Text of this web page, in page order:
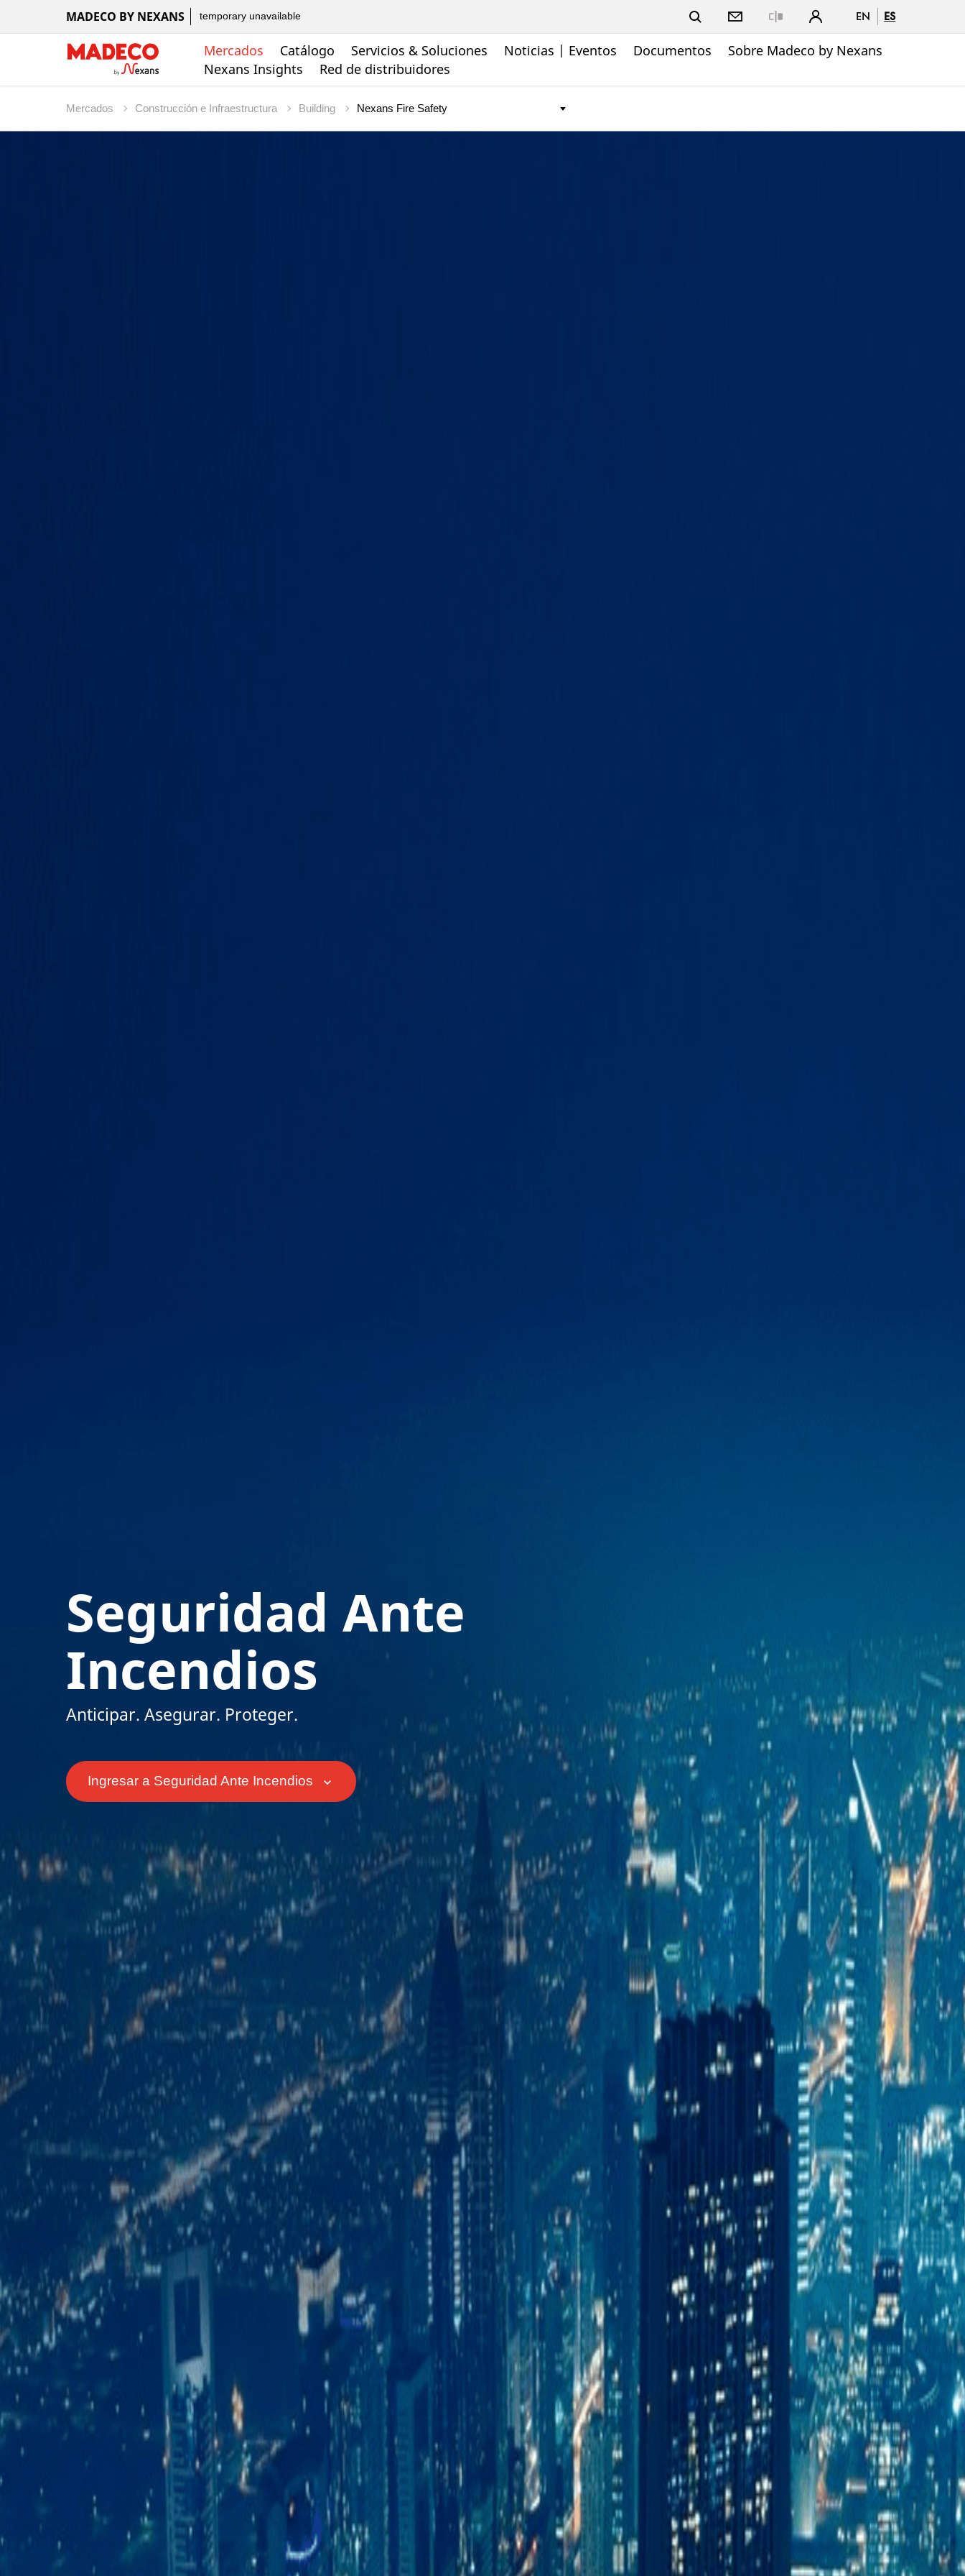
MADECO BY NEXANS temporary unavailable EN ES
Mercados Catálogo Servicios & Soluciones Noticias | Eventos Documentos
Sobre Madeco by Nexans
Nexans Insights
Red de distribuidores
Mercados Construcción e Infraestructura Building
Seguridad Ante
Incendios
Anticipar. Asegurar. Proteger.
Ingresar a Seguridad Ante Incendios